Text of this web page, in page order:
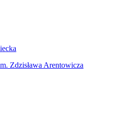
Zdzisława Arentowicza